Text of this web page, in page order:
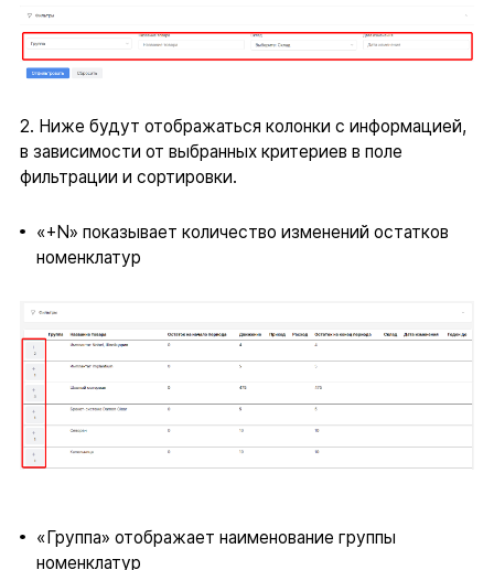
2. Ниже будут отображаться колонки с информацией,
в зависимости от выбранных критериев в поле
фильтрации и сортировки.
«+N» показывает количество изменений остатков
номенклатур
«Группа» отображает наименование группы
номенклатур